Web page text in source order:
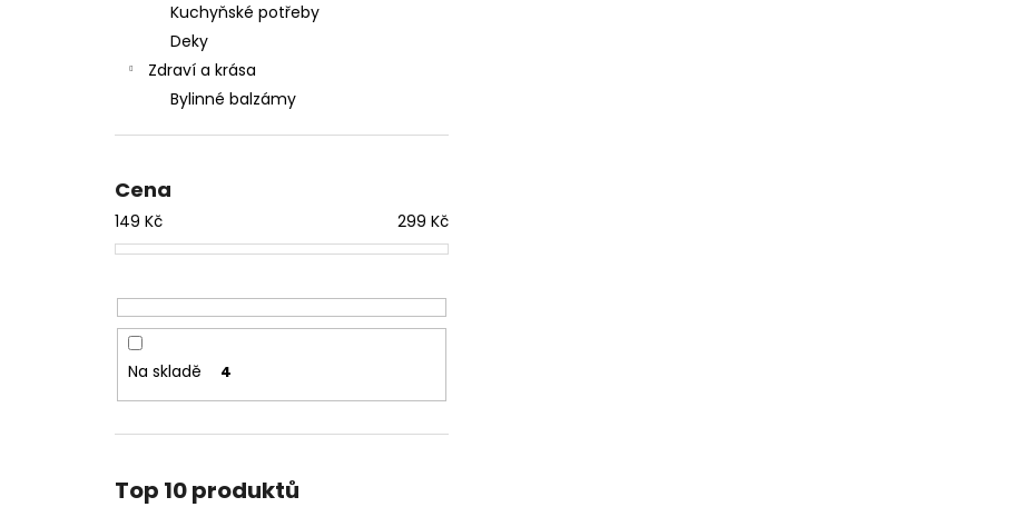
Kuchyňské potřeby
Deky
Zdraví a krása
Bylinné balzámy
Cena
149 Kč 299 Kč
Na skladě 4
Top 10 produktů